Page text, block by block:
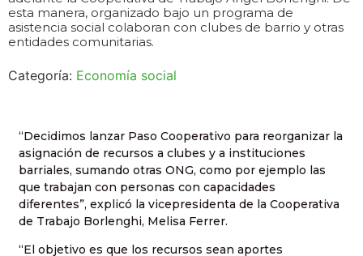
esta manera, organizado bajo un programa de
asistencia social colaboran con clubes de barrio y otras
entidades comunitarias.
Categoría: Economía social
“Decidimos lanzar Paso Cooperativo para reorganizar la
asignación de recursos a clubes y a instituciones
barriales, sumando otras ONG, como por ejemplo las
que trabajan con personas con capacidades
diferentes”, explicó la vicepresidenta de la Cooperativa
de Trabajo Borlenghi, Melisa Ferrer.
“El objetivo es que los recursos sean aportes